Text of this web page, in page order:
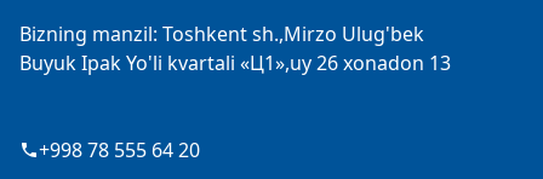
Bizning manzil: Toshkent sh.,Mirzo Ulug'bek
Buyuk Ipak Yo'li kvartali «Ц1»,uy 26 xonadon 13
+998 78 555 64 20